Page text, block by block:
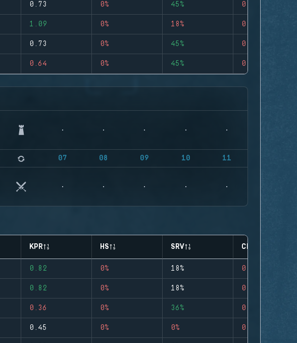
0.73 0% 45% 0
1.09 0% 18% 0
0.73 0% 45% 0
0.64 0% 45% 0
07 08 09 10 11
KPR HS SRV CLUTCHES
0.82 0% 18% 0
0.82 0% 18% 0
0.36 0% 36% 0
0.45 0% 0% 0